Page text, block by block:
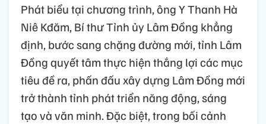
Phát biểu tại chương trình, ông Y Thanh Hà
Niê Kđăm, Bí thư Tỉnh ủy Lâm Đồng khẳng
định, bước sang chặng đường mới, tỉnh Lâm
Đồng quyết tâm thực hiện thắng lợi các mục
tiêu đề ra, phấn đấu xây dựng Lâm Đồng mới
trở thành tỉnh phát triển năng động, sáng
tạo và văn minh. Đặc biệt, trong bối cảnh